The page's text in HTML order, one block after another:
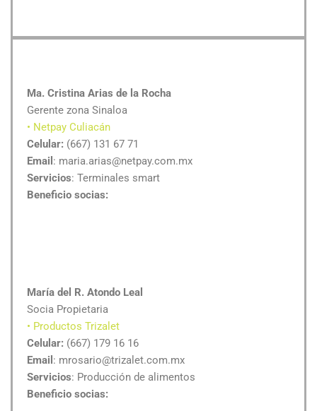
Ma. Cristina Arias de la Rocha
Gerente zona Sinaloa
• Netpay Culiacán
Celular: (667) 131 67 71
Email : maria.arias@netpay.com.mx
Servicios: Terminales smart
Beneficio socias:
María del R. Atondo Leal
Socia Propietaria
• Productos Trizalet
Celular: (667) 179 16 16
Email : mrosario@trizalet.com.mx
Servicios: Producción de alimentos
Beneficio socias: